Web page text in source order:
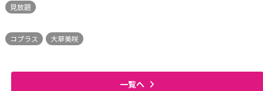
見放題
コプラス 大草美咲
一覧へ